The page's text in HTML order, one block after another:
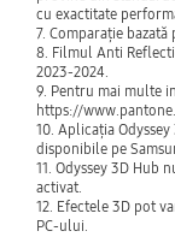
The
The
Tiny
cu exactitate
7. Comparație
8. Filmul Anti
2023-2024.
9. Pentru mai multe
https://
10. Aplicația
disponibile pe
11. Odyssey 3D Hub
activat.
12. Efectele 3D pot
PC-ului.